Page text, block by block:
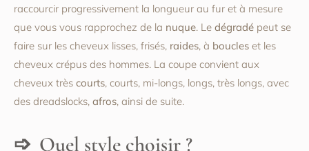
raccourcir progressivement la longueur au fur et à mesure
que vous vous rapprochez de la nuque. Le dégradé peut se
faire sur les cheveux lisses, frisés, raides, à boucles et les
cheveux crépus des hommes. La coupe convient aux
cheveux très courts, courts, mi-longs, longs, très longs, avec
des dreadslocks, afros, ainsi de suite.
Quel style choisir ?